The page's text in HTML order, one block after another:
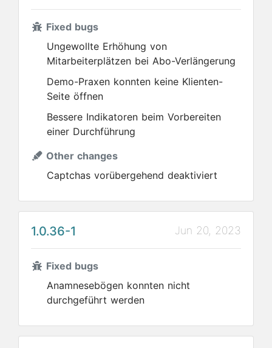
Fixed bugs
Ungewollte Erhöhung von
Mitarbeiterplätzen bei Abo-Verlängerung
Demo-Praxen konnten keine Klienten-
Seite öffnen
Bessere Indikatoren beim Vorbereiten
einer Durchführung
Other changes
Captchas vorübergehend deaktiviert
1.0.36-1 Jun 20, 2023
Fixed bugs
Anamnesebögen konnten nicht
durchgeführt werden